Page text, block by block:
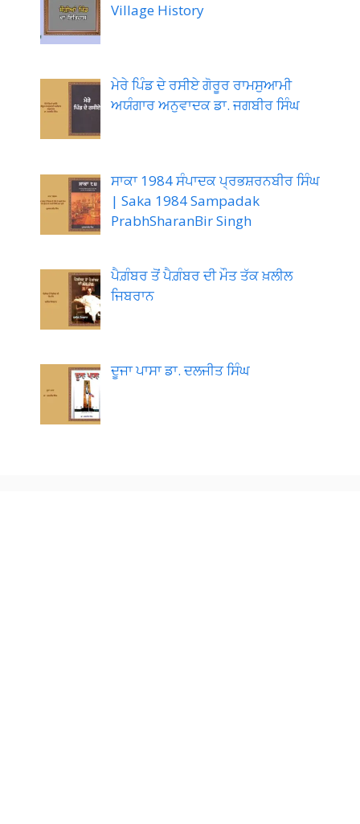
Village History
ਮੇਰੇ ਪਿੰਡ ਦੇ ਰਸੀਏ ਗੋਰੂਰ ਰਾਮਸੁਆਮੀ
ਅਯੰਗਾਰ ਅਨੁਵਾਦਕ ਡਾ. ਜਗਬੀਰ ਸਿੰਘ
ਸਾਕਾ 1984 ਸੰਪਾਦਕ ਪ੍ਰਭਸ਼ਰਨਬੀਰ ਸਿੰਘ
| Saka 1984 Sampadak
PrabhSharanBir Singh
ਪੈਗ਼ੰਬਰ ਤੋਂ ਪੈਗ਼ੰਬਰ ਦੀ ਮੌਤ ਤੱਕ ਖ਼ਲੀਲ
ਜਿਬਰਾਨ
ਦੂਜਾ ਪਾਸਾ ਡਾ. ਦਲਜੀਤ ਸਿੰਘ